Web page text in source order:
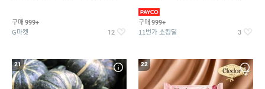
구매 999+
G마켓 12
구매 999+
11번가 쇼킹딜 3
21 22